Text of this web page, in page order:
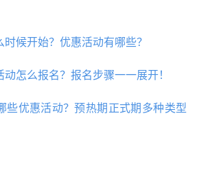
候开始？优惠活动有哪些？
‌2024年拼多多双12活动怎么报名？‌报名步骤一一展开！
些优惠活动？预热期正式期多种类型